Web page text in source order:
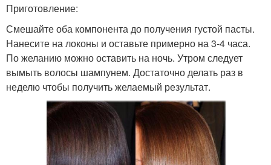
Приготовление:
Смешайте оба компонента до получения густой пасты.
Нанесите на локоны и оставьте примерно на 3-4 часа.
По желанию можно оставить на ночь. Утром следует
вымыть волосы шампунем. Достаточно делать раз в
неделю чтобы получить желаемый результат.